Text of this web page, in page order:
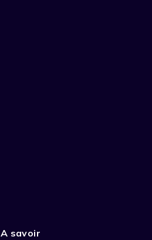
A savoir